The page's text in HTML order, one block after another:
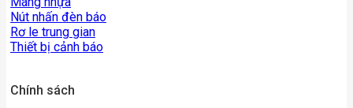
Nút nhấn đèn báo
Rơ le trung gian
Thiết bị cảnh báo
Chính sách